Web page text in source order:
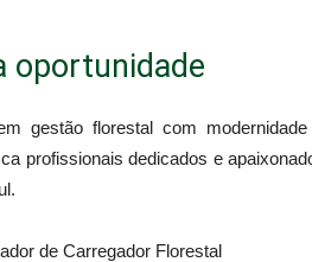
oportunidade
gestão florestal com
profissionais dedicados e
de Carregador Florestal